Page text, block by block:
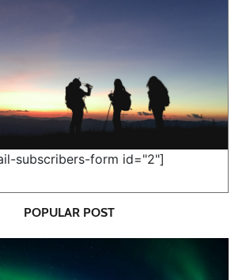
subscribers-form id="2"]
POPULAR POST